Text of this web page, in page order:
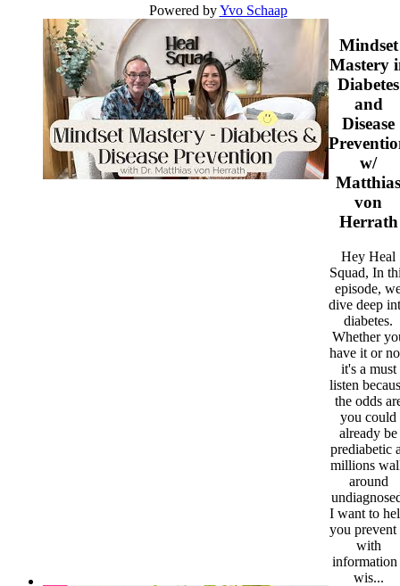
Powered byYvo Schaap
Mindset
Mastery
Diabetes
and
Disease
w/
Matthias
von
Herrath
Hey Heal
Squad, In
episode,
dive deep
diabetes.
Whether
have it or
it's a must
listen
the odds
you could
already be
prediabetic
millions
around
I want to
you prevent
with
information
wis...